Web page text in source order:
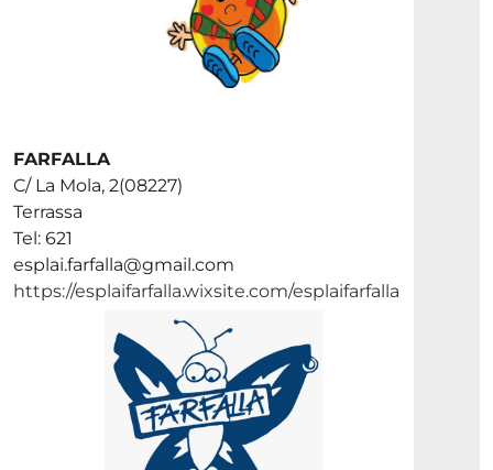
FARFALLA
C/ La Mola, 2(08227)
Terrassa
Tel: 621
esplai.farfalla@gmail.com
https://esplaifarfalla.wixsite.com/esplaifarfalla